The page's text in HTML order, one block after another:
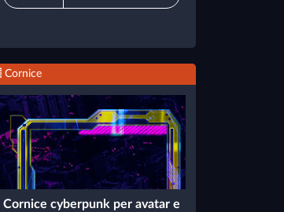
Cornice
Cornice cyberpunk per avatar e